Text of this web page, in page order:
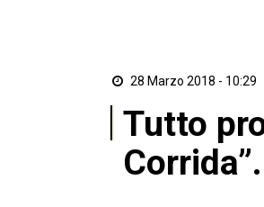
28 Marzo 2018 - 10:29
Tutto